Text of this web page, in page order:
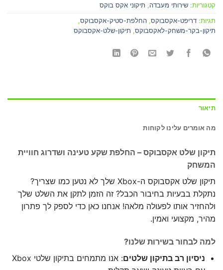
קטגוריות: שירותי מעבדה, תיקוני אקס בוקס
תגיות: דריפט-אקסבוקס, החלפת-סטיק-אקסבוקס,
תיקון-בקר-משחק-לאקסבוקס, תיקון-שלט-אקסבוקס
תיאור
מה אומרים עלינו לקוחות
תיקון שלט אקסבוקס – החלפת שקע טעינה ושדרוג חוויית
המשחק
תיקון שלט אקסבוקס ה-Xbox שלך לא נטען כמו שצריך?
נתקלת בבעיות בחיבור הכבל? זה הזמן לתקן את השלט שלך
ולהחזיר אותו לפעולה מלאה! אנחנו כאן כדי לספק לך פתרון
מהיר, מקצועי ואמין.
למה לבחור בשירות שלנו?
ניסיון רב בתיקון שלטים
: אנו מתמחים בתיקון שלטי Xbox